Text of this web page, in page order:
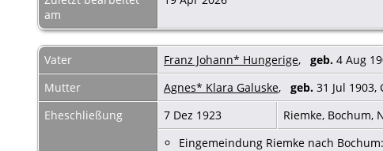
am
Vater Franz Johann* Hungerige, geb. 4 Aug
Mutter
Agnes* Klara Galuske, geb. 31 Jul 1903,
Eheschließung
7 Dez 1923 Riemke, Bochum,
Eingemeindung Riemke nach